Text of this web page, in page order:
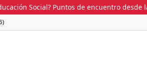
Social? Puntos de encuentro